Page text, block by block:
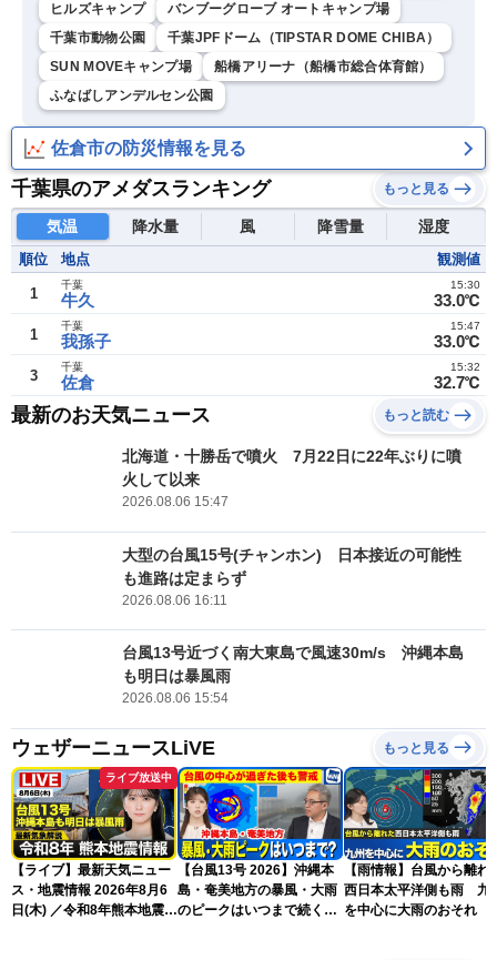
ヒルズキャンプ
バンブーグローブ オートキャンプ場
千葉市動物公園
千葉JPFドーム（TIPSTAR DOME CHIBA）
SUN MOVEキャンプ場
船橋アリーナ（船橋市総合体育館）
ふなばしアンデルセン公園
佐倉市の防災情報を見る
千葉県のアメダスランキング もっと見る
気温 降水量 風 降雪量 湿度
順位 地点 観測値
1 牛久
千葉
33.0℃
15:30
1 我孫子
千葉
33.0℃
15:47
3 佐倉
千葉
32.7℃
15:32
最新のお天気ニュース もっと読む
北海道・十勝岳で噴火 7月22日に22年ぶりに噴
火して以来
2026.08.06 15:47
大型の台風15号(チャンホン) 日本接近の可能性
も進路は定まらず
2026.08.06 16:11
台風13号近づく南大東島で風速30m/s 沖縄本島
も明日は暴風雨
2026.08.06 15:54
ウェザーニュースLiVE もっと見る
ライブ放送中
【ライブ】最新天気ニュー
ス・地震情報 2026年8月6
日(木) ／令和8年熊本地震情
【台風13号 2026】沖縄本
島・奄美地方の暴風・大雨
のピークはいつまで続く？
【雨情報】台風から離れ
西日本太平洋側も雨 九
を中心に大雨のおそれ